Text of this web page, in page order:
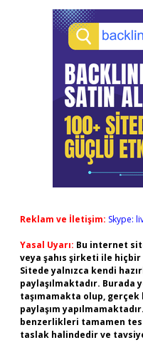
Reklam ve İletişim: Skype:
Yasal Uyarı: Bu internet
veya şahıs şirketi ile
Sitede yalnızca kendi
paylaşılmaktadır.
taşımamakta olup,
paylaşım
benzerlikleri tamamen
taslak halindedir ve